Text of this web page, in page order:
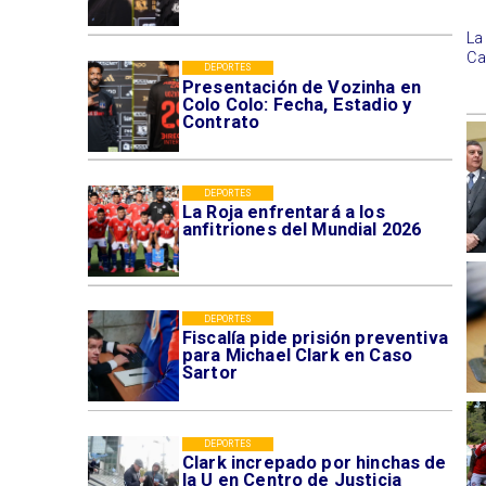
Presentación de Vozinha en
Colo Colo: Fecha, Estadio y
Contrato
DEPORTES
La Roja enfrentará a los
anfitriones del Mundial 2026
DEPORTES
Fiscalía pide prisión preventiva
para Michael Clark en Caso
Sartor
DEPORTES
Clark increpado por hinchas de
la U en Centro de Justicia
DEPORTES